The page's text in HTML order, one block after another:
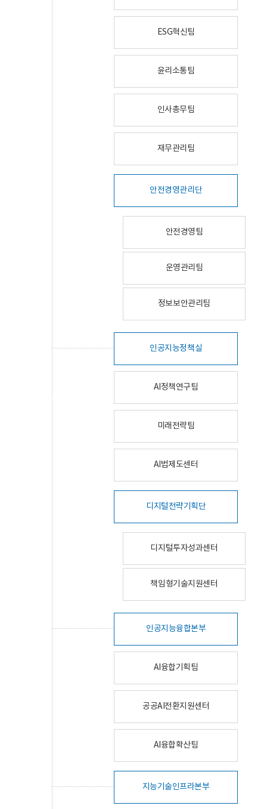
ESG혁신팀
윤리소통팀
인사총무팀
재무관리팀
안전경영관리단
안전경영팀
운영관리팀
정보보안관리팀
인공지능정책실
AI정책연구팀
미래전략팀
AI법제도센터
디지털전략기획단
디지털투자성과센터
책임형기술지원센터
인공지능융합본부
AI융합기획팀
공공AI전환지원센터
AI융합확산팀
지능기술인프라본부